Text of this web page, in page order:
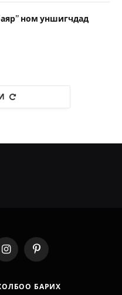
ном уншигчдад
InstagramPinterest
БАРИХ